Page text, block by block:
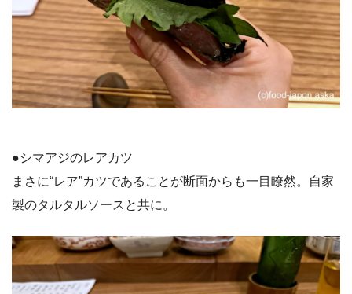
●シマアジのレアカツ
まさに“レア”カツであることが断面からも一目瞭然。自家
製のタルタルソースと共に。